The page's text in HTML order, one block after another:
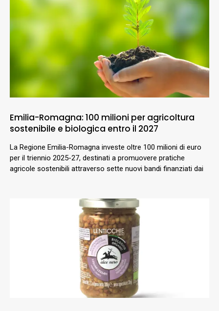
Emilia-Romagna: 100 milioni per agricoltura
sostenibile e biologica entro il 2027
La Regione Emilia-Romagna investe oltre 100 milioni di euro
per il triennio 2025-27, destinati a promuovere pratiche
agricole sostenibili attraverso sette nuovi bandi finanziati dai